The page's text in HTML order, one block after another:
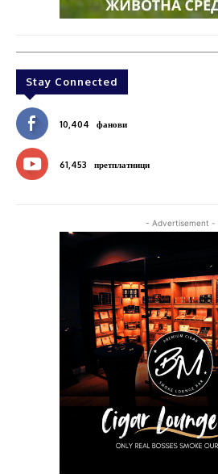
Stay Connected
10,404 фанови
61,453 претплатници
- Advertisement -